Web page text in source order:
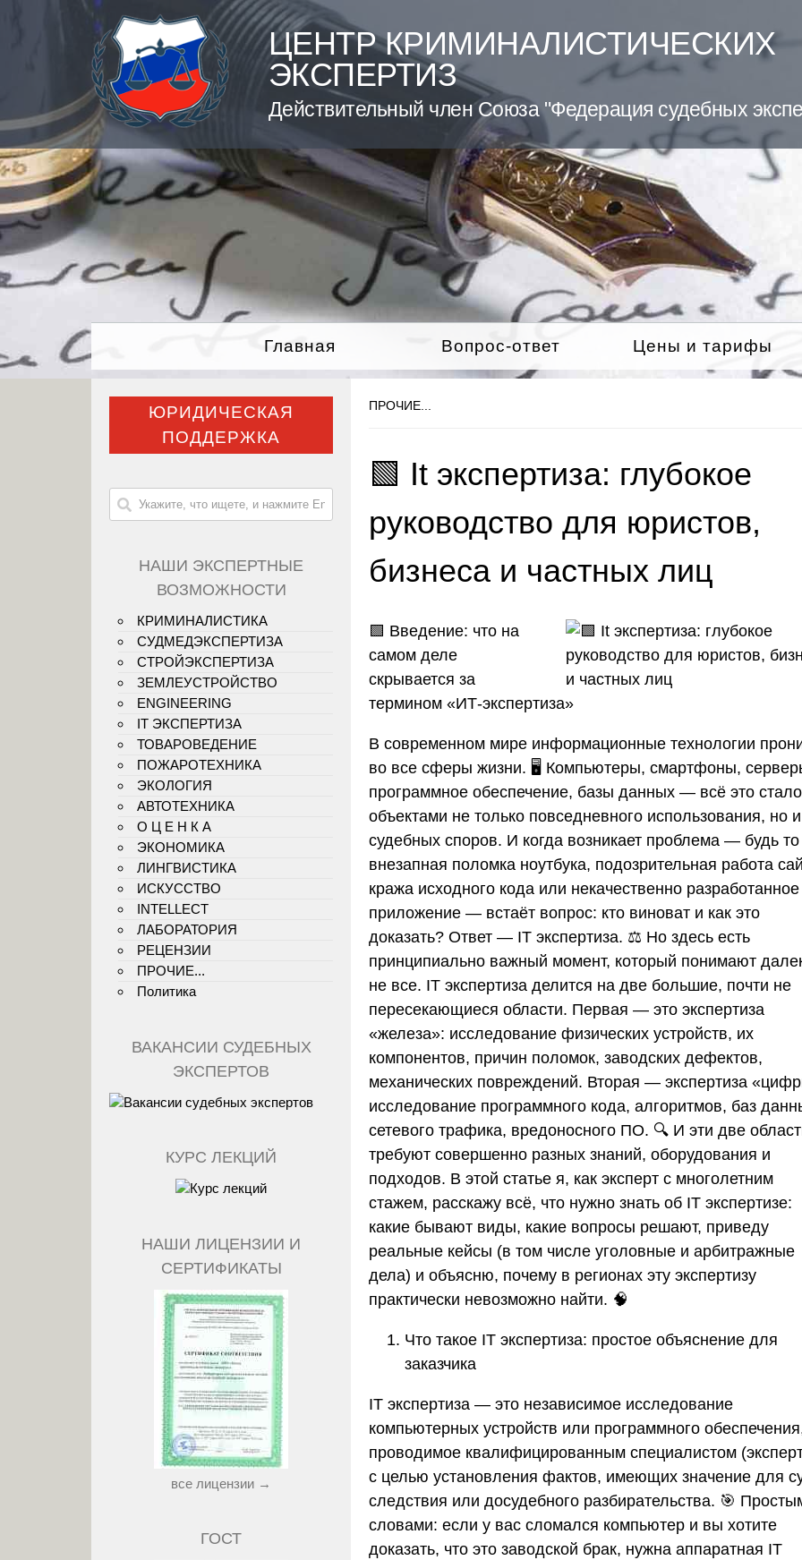
ЦЕНТР КРИМИНАЛИСТИЧЕСКИХ
ЭКСПЕРТИЗ
Действительный член Союза "Федерация судебных
Главная Вопрос-ответ Цены и тарифы
ПРОЧИЕ...
🟩 It экспертиза: глубокое
руководство для юристов,
бизнеса и частных лиц
🟩 Введение: что на
самом деле
скрывается за
термином «ИТ-экспертиза»
В современном мире информационные технологии
во все сферы жизни. 🖥️ Компьютеры, смартфоны,
программное обеспечение, базы данных — всё это стало
объектами не только повседневного использования, но и
судебных споров. И когда возникает проблема — будь то
внезапная поломка ноутбука, подозрительная работа
кража исходного кода или некачественно разработанное
приложение — встаёт вопрос: кто виноват и как это
доказать? Ответ — IT экспертиза. ⚖️ Но здесь есть
принципиально важный момент, который понимают
не все. IT экспертиза делится на две большие, почти не
пересекающиеся области. Первая — это экспертиза
«железа»: исследование физических устройств, их
компонентов, причин поломок, заводских дефектов,
механических повреждений. Вторая — экспертиза
исследование программного кода, алгоритмов, баз
сетевого трафика, вредоносного ПО. 🔍 И эти две
требуют совершенно разных знаний, оборудования и
подходов. В этой статье я, как эксперт с многолетним
стажем, расскажу всё, что нужно знать об IT экспертизе:
какие бывают виды, какие вопросы решают, приведу
реальные кейсы (в том числе уголовные и арбитражные
дела) и объясню, почему в регионах эту экспертизу
практически невозможно найти. 🧠
Что такое IT экспертиза: простое объяснение для
заказчика
IT экспертиза — это независимое исследование
компьютерных устройств или программного
проводимое квалифицированным специалистом
с целью установления фактов, имеющих значение для
следствия или досудебного разбирательства. 🎯
словами: если у вас сломался компьютер и вы хотите
доказать, что это заводской брак, нужна аппаратная IT
ЮРИДИЧЕСКАЯ
ПОДДЕРЖКА
НАШИ ЭКСПЕРТНЫЕ
ВОЗМОЖНОСТИ
КРИМИНАЛИСТИКА
СУДМЕДЭКСПЕРТИЗА
СТРОЙЭКСПЕРТИЗА
ЗЕМЛЕУСТРОЙСТВО
ENGINEERING
IT ЭКСПЕРТИЗА
ТОВАРОВЕДЕНИЕ
ПОЖАРОТЕХНИКА
ЭКОЛОГИЯ
АВТОТЕХНИКА
О Ц Е Н К А
ЭКОНОМИКА
ЛИНГВИСТИКА
ИСКУССТВО
INTELLECT
ЛАБОРАТОРИЯ
РЕЦЕНЗИИ
ПРОЧИЕ...
Политика
ВАКАНСИИ СУДЕБНЫХ
ЭКСПЕРТОВ
КУРС ЛЕКЦИЙ
НАШИ ЛИЦЕНЗИИ И
СЕРТИФИКАТЫ
все лицензии →
ГОСТ